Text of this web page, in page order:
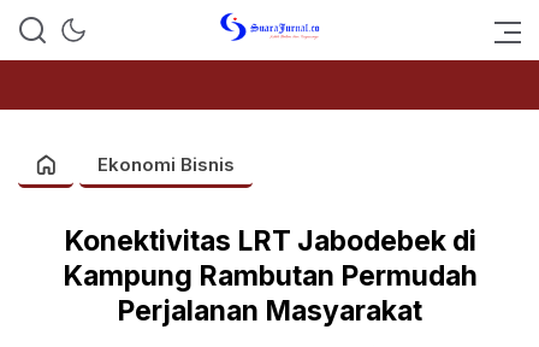
SUARAJURNAL.CO
Ekonomi Bisnis
Konektivitas LRT Jabodebek di
Kampung Rambutan Permudah
Perjalanan Masyarakat